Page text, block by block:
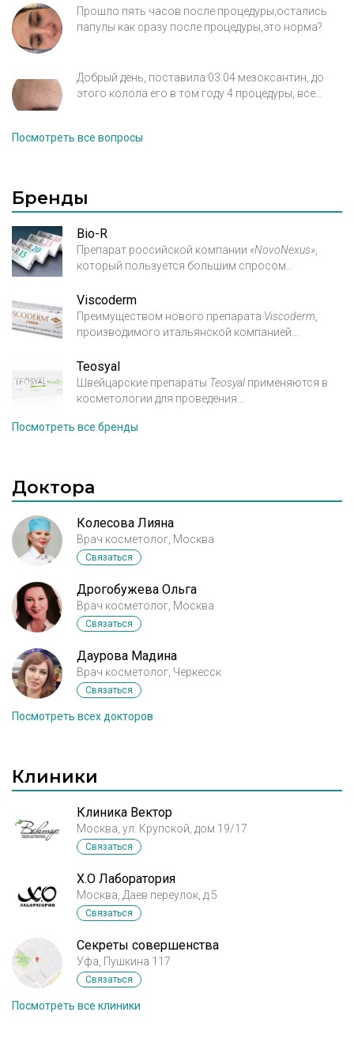
день после процедуры цетрин 2 дня, мажу крем-
бепантен, но улучшений нет. Спасибо.
Прошло пять часов после процедуры,остались
папулы как сразу после процедуры,это норма?
Добрый день, поставила 03.04 мезоксантин, до
этого колола его в том году 4 процедуры, все
раздражение и оттек, не болит, не пульсирует. Но
Посмотреть все вопросы
Бренды
Bio-R
Препарат российской компании «Novo­Nexus»
который пользуется большим спросом
высокому качеству и относительно низкой цене
посравнению со своими зарубежными
аналогами.
Viscoderm
Преимуществом нового препарата Viscoderm
производимого итальянской компанией
минимальный риск побочных эффектов, в том
числеи аллергических реакций.
Teosyal
Швейцарские препараты Teosyal применяются в
косметологии для проведения
биоревитализации. Исключительная чистота
причиной
Посмотреть все бренды
Доктора
Колесова Лияна
Врач косметолог, Москва
Связаться
Дрогобужева Ольга
Врач косметолог, Москва
Связаться
Даурова Мадина
Врач косметолог, Черкесск
Связаться
Посмотреть всех докторов
Клиники
Клиника Вектор
Москва, ул. Крупской, дом 19/17
Связаться
X.O Лаборатория
Москва, Даев переулок, д.5
Связаться
Секреты совершенства
Уфа, Пушкина 117
Связаться
Посмотреть все клиники